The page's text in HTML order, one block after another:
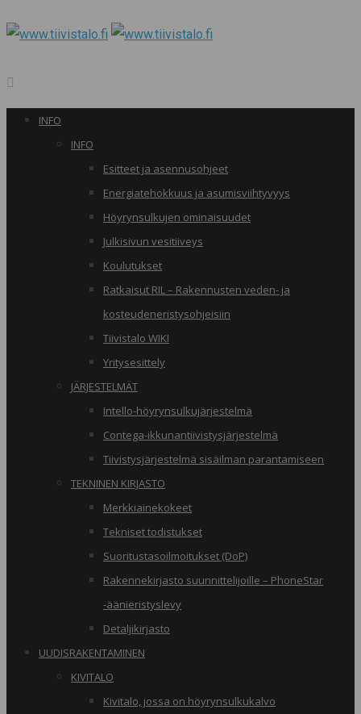
INFO
INFO
Esitteet ja asennusohjeet
Energiatehokkuus ja asumisviihtyvyys
Höyrynsulkujen ominaisuudet
Julkisivun vesitiiveys
Koulutukset
Ratkaisut RIL – Rakennusten veden- ja
kosteudeneristysohjeisiin
Tiivistalo WIKI
Yritysesittely
JÄRJESTELMÄT
Intello-höyrynsulkujärjestelmä
Contega-ikkunantiivistysjärjestelmä
Tiivistysjärjestelmä sisäilman parantamiseen
TEKNINEN KIRJASTO
Merkkiainekokeet
Tekniset todistukset
Suoritustasoilmoitukset (DoP)
Rakennekirjasto suunnittelijoille – PhoneStar
-äänieristyslevy
Detaljikirjasto
UUDISRAKENTAMINEN
KIVITALO
Kivitalo, jossa on höyrynsulkukalvo